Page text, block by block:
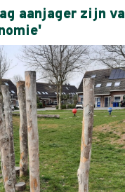
aanjager zijn